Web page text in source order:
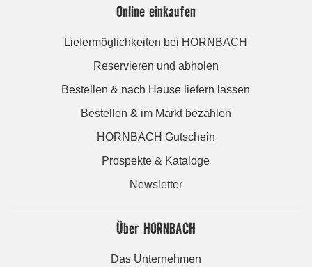
Online einkaufen
Liefermöglichkeiten bei HORNBACH
Reservieren und abholen
Bestellen & nach Hause liefern lassen
Bestellen & im Markt bezahlen
HORNBACH Gutschein
Prospekte & Kataloge
Newsletter
Über HORNBACH
Das Unternehmen